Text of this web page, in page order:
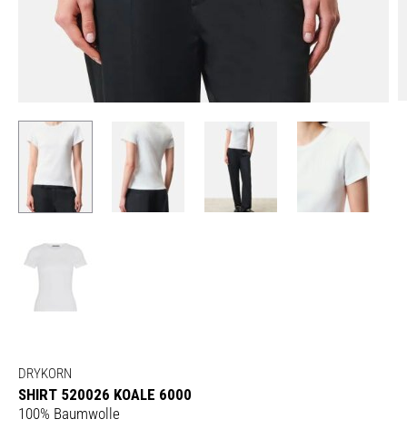
DRYKORN
SHIRT 520026 KOALE 6000
100% Baumwolle